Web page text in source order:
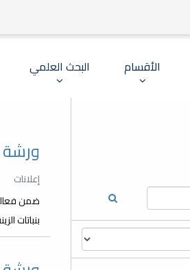
الأقسام البحث العلمي
ورشة
إعلانات
ضمن
بنباتات